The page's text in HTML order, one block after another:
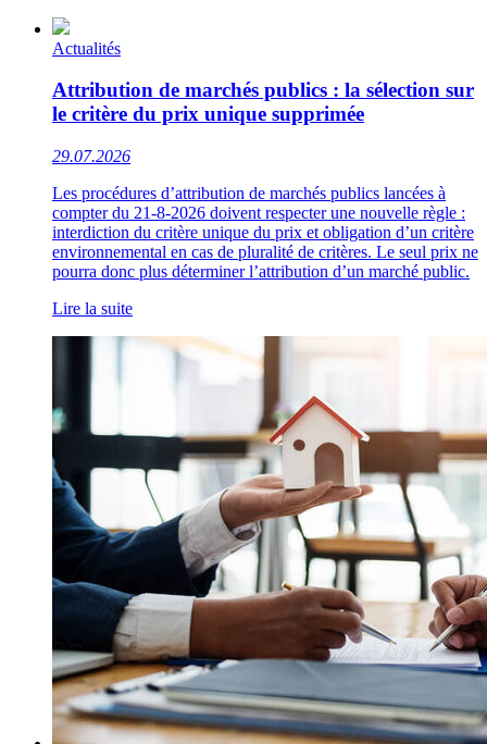
Actualités
Attribution de marchés publics : la sélection sur
le critère du prix unique supprimée
29.07.2026
Les procédures d’attribution de marchés publics lancées à
compter du 21-8-2026 doivent respecter une nouvelle règle :
interdiction du critère unique du prix et obligation d’un critère
environnemental en cas de pluralité de critères. Le seul prix ne
pourra donc plus déterminer l’attribution d’un marché public.
Lire la suite